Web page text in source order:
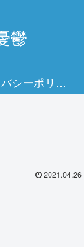
鬱
プライバシーポリシー
2021.04.26